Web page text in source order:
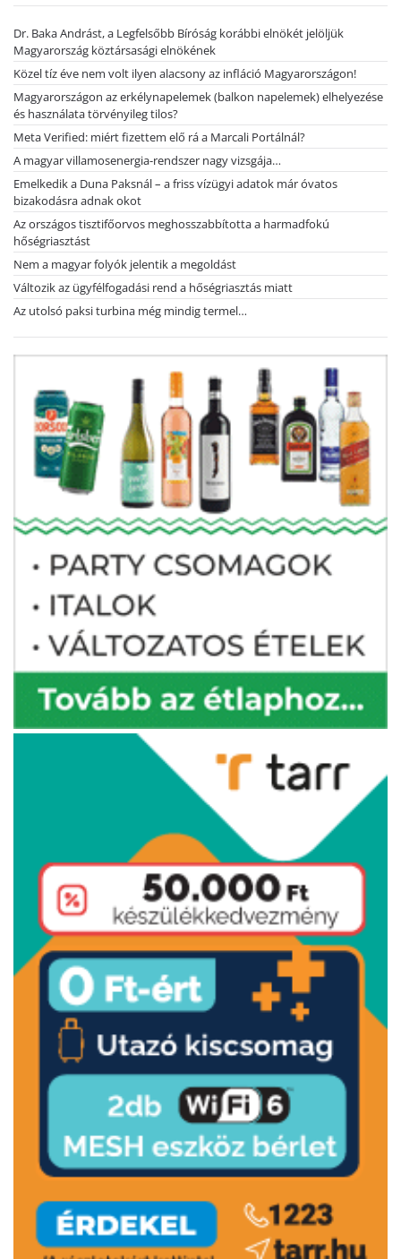
Dr. Baka Andrást, a Legfelsőbb Bíróság korábbi elnökét jelöljük
Magyarország köztársasági elnökének
Közel tíz éve nem volt ilyen alacsony az infláció Magyarországon!
Magyarországon az erkélynapelemek (balkon napelemek) elhelyezése
és használata törvényileg tilos?
Meta Verified: miért fizettem elő rá a Marcali Portálnál?
A magyar villamosenergia-rendszer nagy vizsgája…
Emelkedik a Duna Paksnál – a friss vízügyi adatok már óvatos
bizakodásra adnak okot
Az országos tisztifőorvos meghosszabbította a harmadfokú
hőségriasztást
Nem a magyar folyók jelentik a megoldást
Változik az ügyfélfogadási rend a hőségriasztás miatt
Az utolsó paksi turbina még mindig termel…